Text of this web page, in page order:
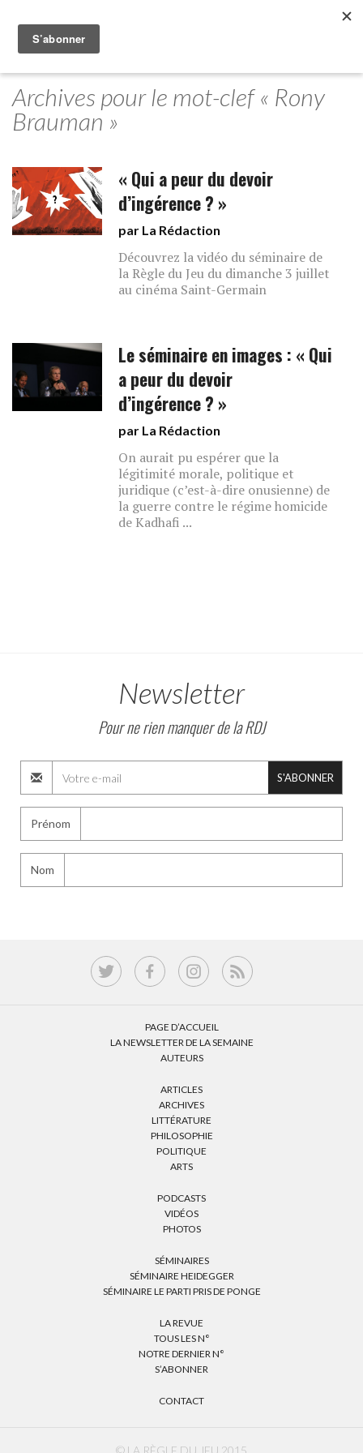
Archives pour le mot-clef « Rony
Brauman »
« Qui a peur du devoir
d’ingérence ? »
par La Rédaction
Découvrez la vidéo du séminaire de
la Règle du Jeu du dimanche 3 juillet
au cinéma Saint-Germain
Le séminaire en images : « Qui
a peur du devoir
d’ingérence ? »
par La Rédaction
On aurait pu espérer que la
légitimité morale, politique et
juridique (c’est-à-dire onusienne) de
la guerre contre le régime homicide
de Kadhafi ...
Newsletter
Pour ne rien manquer de la RDJ
S'ABONNER
Prénom
Nom
PAGE D’ACCUEIL
LA NEWSLETTER DE LA SEMAINE
AUTEURS
ARTICLES
ARCHIVES
LITTÉRATURE
PHILOSOPHIE
POLITIQUE
ARTS
PODCASTS
VIDÉOS
PHOTOS
SÉMINAIRES
SÉMINAIRE HEIDEGGER
SÉMINAIRE LE PARTI PRIS DE PONGE
LA REVUE
TOUS LES N°
NOTRE DERNIER N°
S’ABONNER
CONTACT
© LA RÈGLE DU JEU 2015